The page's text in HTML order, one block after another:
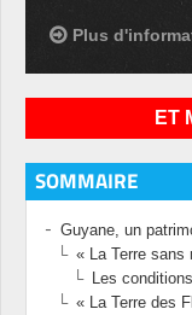
Plus
ET
SOMMAIRE
Guyane, un
« La Terre
Les
« La Terre des